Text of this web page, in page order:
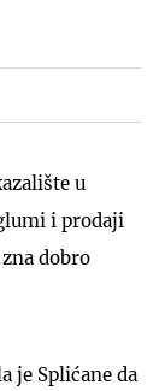
u
i prodaji
dobro
je Splićane da